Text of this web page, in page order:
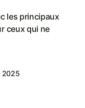
les principaux
ceux qui ne
2025